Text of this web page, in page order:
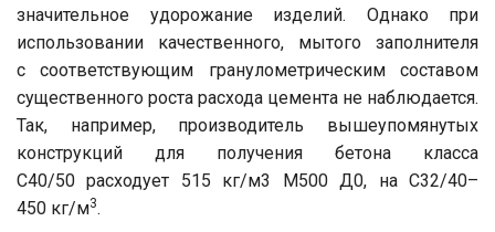
значительное удорожание изделий. Однако при
использовании качественного, мытого заполнителя
с соответствующим гранулометрическим составом
существенного роста расхода цемента не наблюдается.
Так, например, производитель вышеупомянутых
конструкций для получения бетона класса
С40/50 расходует 515 кг/м3 М500 Д0, на С32/40–
450 кг/м3.